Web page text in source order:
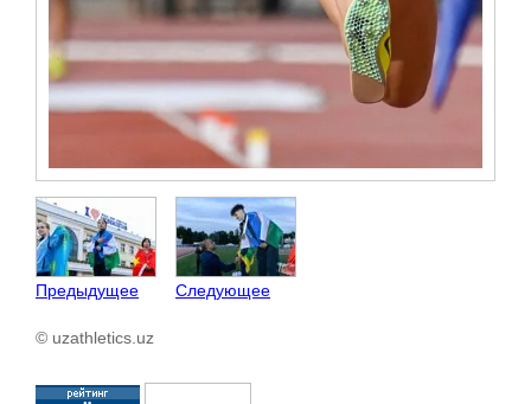
Предыдущее Следующее
© uzathletics.uz